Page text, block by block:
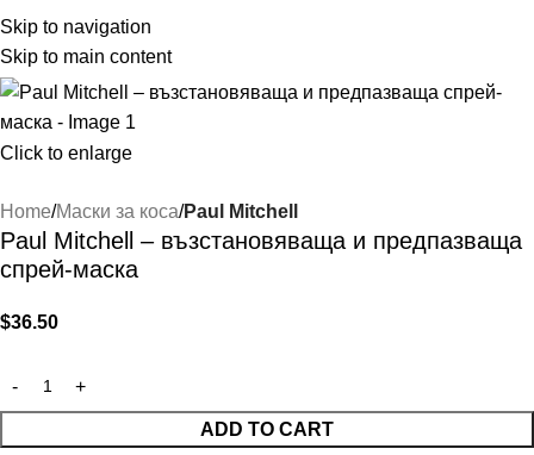
Skip to navigation
Skip to main content
Click to enlarge
Home Маски за коса Paul Mitchell
Paul Mitchell – възстановяваща и предпазваща
спрей-маска
$36.50
ADD TO CART